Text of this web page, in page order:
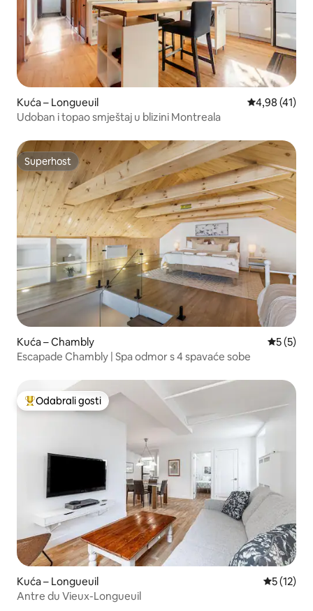
Kuća – Longueuil Prosječna
4,98 (41)
Udoban i topao smještaj u blizini Montreala
Superhost
Superhost
Kuća – Chambly
5 (5)
Escapade Chambly | Spa odmor s 4 spavaće sobe
Među najviše rangiranima s oznakom „Odabrali gosti”
Odabrali gosti
Kuća – Longueuil Prosječna
5 (12)
Antre du Vieux-Longueuil